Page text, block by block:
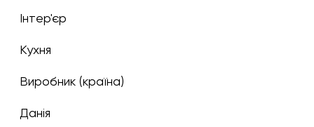
Інтер'єр
Кухня
Виробник (країна)
Данія